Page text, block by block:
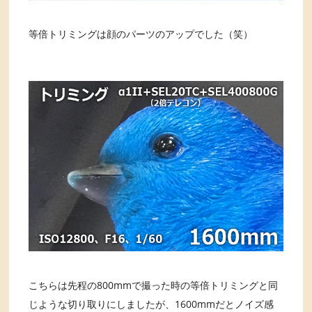
等倍トリミングは顔のパーツのアップでした（笑）
こちらは先程の800mmで撮った時の等倍トリミングと同
じような切り取りにしましたが、1600mmだとノイズ感